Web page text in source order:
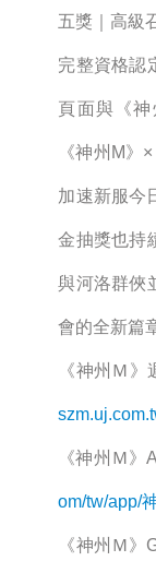
五獎｜高級
完整資格認
頁面與《神
《神州M》
加速新服今
金抽獎也持
與河洛群俠
會的全新篇
《神州Ｍ
《神州Ｍ》
om/tw/app/
《神州Ｍ》